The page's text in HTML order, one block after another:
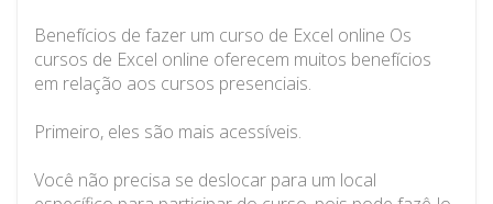
Benefícios de fazer um curso de Excel online Os
cursos de Excel online oferecem muitos benefícios
em relação aos cursos presenciais.
Primeiro, eles são mais acessíveis.
Você não precisa se deslocar para um local